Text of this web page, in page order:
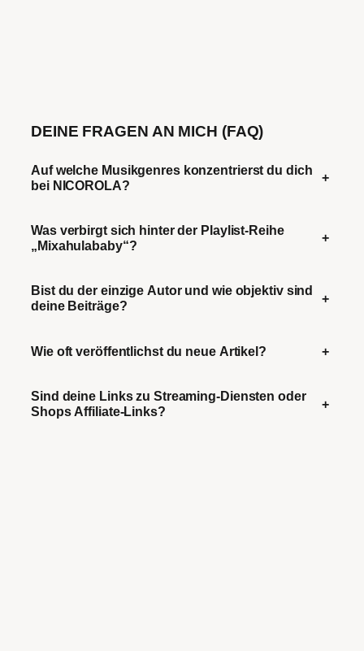
DEINE FRAGEN AN MICH (FAQ)
Auf welche Musikgenres konzentrierst du dich
bei NICOROLA?
+
Was verbirgt sich hinter der Playlist-Reihe
„Mixahulababy“?
+
Bist du der einzige Autor und wie objektiv sind
deine Beiträge?
+
Wie oft veröffentlichst du neue Artikel? +
Sind deine Links zu Streaming-Diensten oder
Shops Affiliate-Links?
+